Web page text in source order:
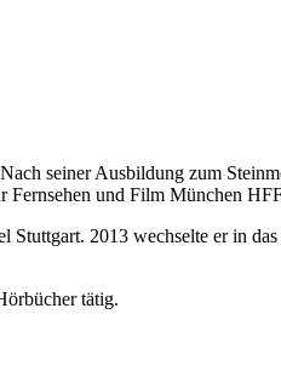
seiner Ausbildung zum
Fernsehen und Film München
2013 wechselte er in
tätig.